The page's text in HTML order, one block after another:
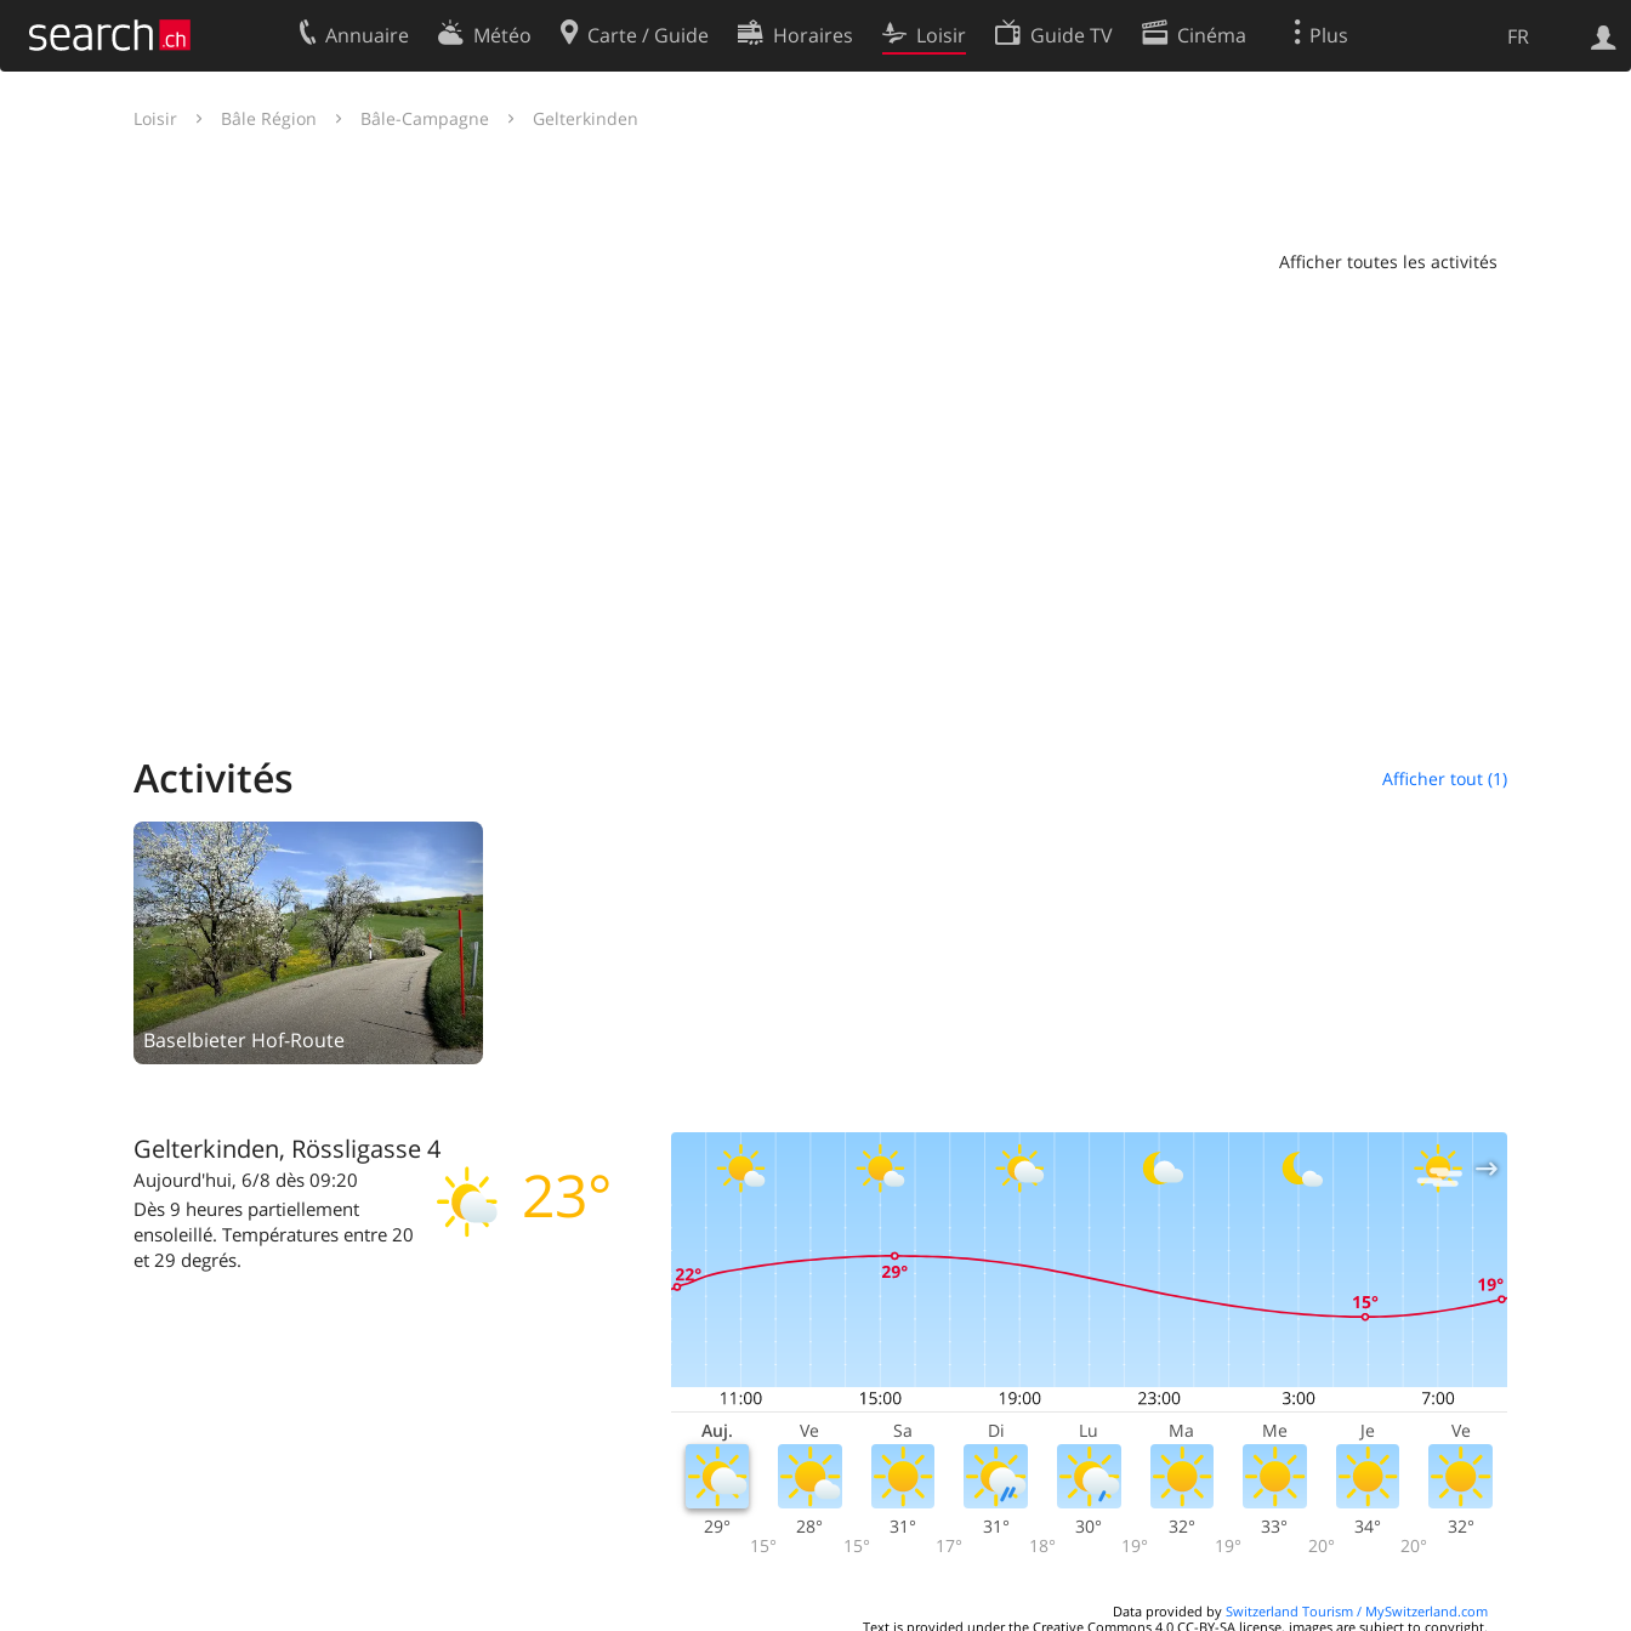
FR
Annuaire Météo Carte / Guide Horaires Loisir Guide TV Cinéma Plus
Loisir Bâle Région Bâle-Campagne Gelterkinden
Afficher toutes les activités
Activités Afficher tout (1)
Baselbieter Hof-Route
Gelterkinden, Rössligasse 4
23°
Aujourd'hui, 6/8 dès 09:20
Dès 9 heures partiellement
ensoleillé. Températures entre 20
et 29 degrés.
Auj. Ve Sa Di Lu Ma Me Je Ve
29°
15°
28°
15°
31°
17°
31°
18°
30°
19°
32°
19°
33°
20°
34°
20°
32°
Data provided by Switzerland Tourism / MySwitzerland.com
Text is provided under the Creative Commons 4.0 CC-BY-SA license, images are subject to copyright.
Votre inscription
Contact